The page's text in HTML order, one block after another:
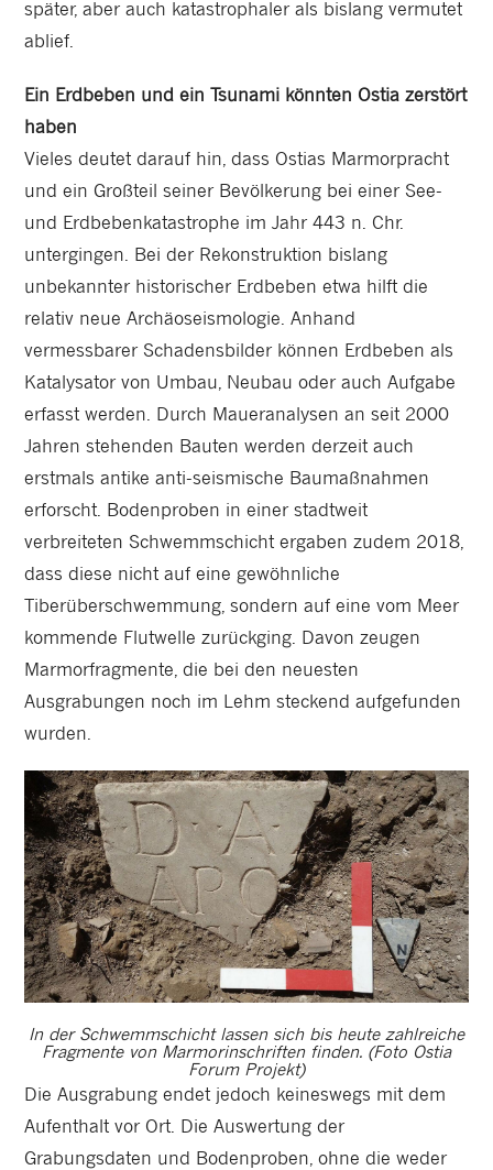
später, aber auch katastrophaler als bislang vermutet
ablief.
Ein Erdbeben und ein Tsunami könnten Ostia zerstört
haben
Vieles deutet darauf hin, dass Ostias Marmorpracht
und ein Großteil seiner Bevölkerung bei einer See-
und Erdbebenkatastrophe im Jahr 443 n. Chr.
untergingen. Bei der Rekonstruktion bislang
unbekannter historischer Erdbeben etwa hilft die
relativ neue Archäoseismologie. Anhand
vermessbarer Schadensbilder können Erdbeben als
Katalysator von Umbau, Neubau oder auch Aufgabe
erfasst werden. Durch Maueranalysen an seit 2000
Jahren stehenden Bauten werden derzeit auch
erstmals antike anti-seismische Baumaßnahmen
erforscht. Bodenproben in einer stadtweit
verbreiteten Schwemmschicht ergaben zudem 2018,
dass diese nicht auf eine gewöhnliche
Tiberüberschwemmung, sondern auf eine vom Meer
kommende Flutwelle zurückging. Davon zeugen
Marmorfragmente, die bei den neuesten
Ausgrabungen noch im Lehm steckend aufgefunden
wurden.
In der Schwemmschicht lassen sich bis heute zahlreiche
Fragmente von Marmorinschriften finden. (Foto Ostia
Forum Projekt)
Die Ausgrabung endet jedoch keineswegs mit dem
Aufenthalt vor Ort. Die Auswertung der
Grabungsdaten und Bodenproben, ohne die weder